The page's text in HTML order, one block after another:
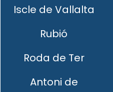
Iscle de Vallalta
Rubió
Roda de Ter
Antoni de